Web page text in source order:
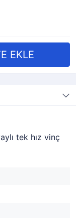
tek hız vinç